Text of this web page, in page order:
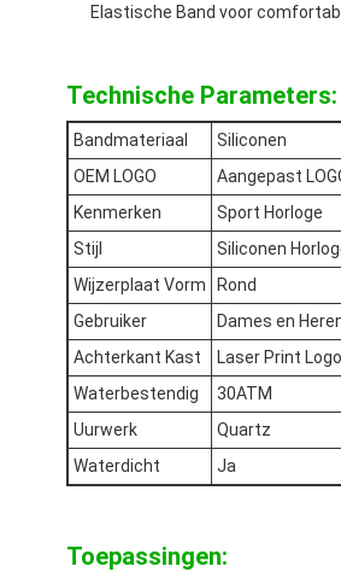
Watch Spare Parts
Elastische Band voor
Technische Parameters:
Bandmateriaal
Siliconen
OEM LOGO
Aangepast
Kenmerken
Sport Horloge
Stijl
Siliconen
Wijzerplaat Vorm
Rond
Gebruiker
Dames en
Achterkant Kast
Laser Print Logo
Waterbestendig
30ATM
Uurwerk
Quartz
Waterdicht
Ja
Toepassingen: